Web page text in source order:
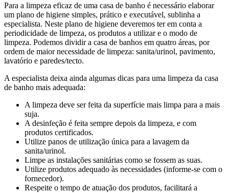
Para a limpeza eficaz de uma casa de banho é necessário elaborar
um plano de higiene simples, prático e executável, sublinha a
especialista. Neste plano de higiene deveremos ter em conta a
periodicidade de limpeza, os produtos a utilizar e o modo de
limpeza. Podemos dividir a casa de banhos em quatro áreas, por
ordem de maior necessidade de limpeza: sanita/urinol, pavimento,
lavatório e paredes/tecto.
A especialista deixa ainda algumas dicas para uma limpeza da casa
de banho mais adequada:
A limpeza deve ser feita da superfície mais limpa para a mais
suja.
A desinfeção é feita sempre depois da limpeza, e com
produtos certificados.
Utilize panos de utilização única para a lavagem da
sanita/urinol.
Limpe as instalações sanitárias como se fossem as suas.
Utilize produtos adequado às necessidades (informe-se com o
fornecedor).
Respeite o tempo de atuação dos produtos, facilitará a